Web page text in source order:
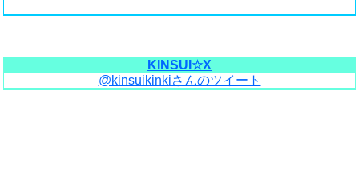
KINSUI☆X
@kinsuikinkiさんのツイート